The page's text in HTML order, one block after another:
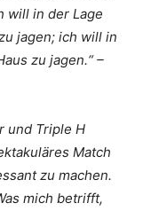
will in der Lage
jagen; ich will in
zu jagen.“ –
und Triple H
Match
zu machen.
mich betrifft,